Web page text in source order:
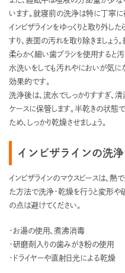
います。就寝前の洗浄は特に丁寧に行
インビザラインをゆっくりと取り外し
すり、表面の汚れを取り除きましょ
柔らかく細い歯ブラシを使用すると汚
水洗いをしても汚れやにおいが気
効果的です。
洗浄後は、流水でしっかりすすぎ、
ケースに保管します。半乾きの状態
ため、しっかり乾燥させましょう。
インビザラインの洗
インビザラインのマウスピースは、
た方法で洗浄・乾燥を行うと変形
の点は避けてください。
・お湯の使用、煮沸消毒
・研磨剤入りの歯みがき粉の使用
・ドライヤーや直射日光による乾燥